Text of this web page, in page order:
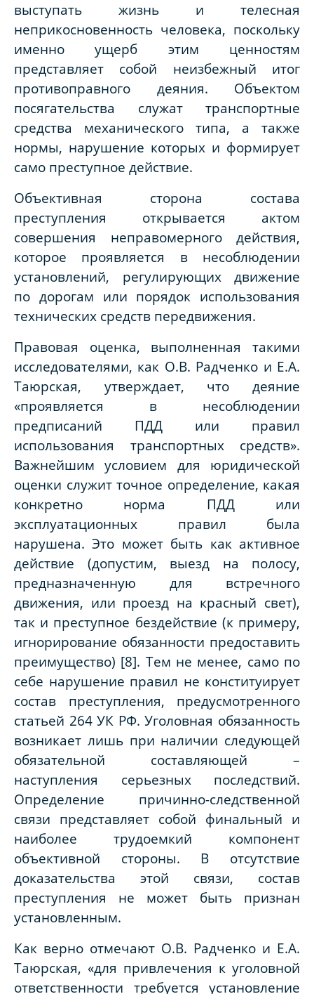
выступать жизнь и телесная
неприкосновенность человека, поскольку
именно ущерб этим ценностям
представляет собой неизбежный итог
противоправного деяния. Объектом
посягательства служат транспортные
средства механического типа, а также
нормы, нарушение которых и формирует
само преступное действие.
Объективная сторона состава
преступления открывается актом
совершения неправомерного действия,
которое проявляется в несоблюдении
установлений, регулирующих движение
по дорогам или порядок использования
технических средств передвижения.
Правовая оценка, выполненная такими
исследователями, как О.В. Радченко и Е.А.
Таюрская, утверждает, что деяние
«проявляется в несоблюдении
предписаний ПДД или правил
использования транспортных средств».
Важнейшим условием для юридической
оценки служит точное определение, какая
конкретно норма ПДД или
эксплуатационных правил была
нарушена. Это может быть как активное
действие (допустим, выезд на полосу,
предназначенную для встречного
движения, или проезд на красный свет),
так и преступное бездействие (к примеру,
игнорирование обязанности предоставить
преимущество) [8]. Тем не менее, само по
себе нарушение правил не конституирует
состав преступления, предусмотренного
статьей 264 УК РФ. Уголовная обязанность
возникает лишь при наличии следующей
обязательной составляющей –
наступления серьезных последствий.
Определение причинно-следственной
связи представляет собой финальный и
наиболее трудоемкий компонент
объективной стороны. В отсутствие
доказательства этой связи, состав
преступления не может быть признан
установленным.
Как верно отмечают О.В. Радченко и Е.А.
Таюрская, «для привлечения к уголовной
ответственности требуется установление